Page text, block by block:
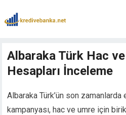
panel
panel
panel
Albaraka Türk Hac
Hesapları İnceleme
Albaraka Türk’ün son zamanlarda
kampanyası, hac ve umre için